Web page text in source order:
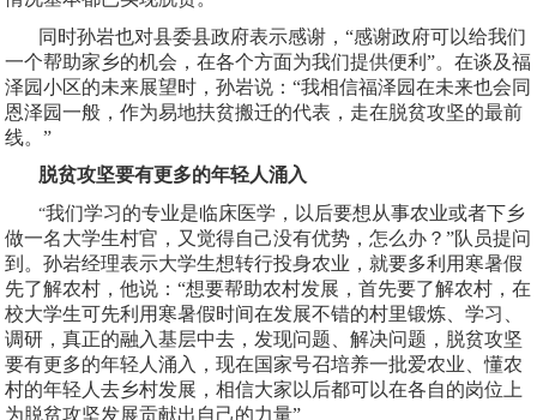
同时孙岩也对县委县政府表示感谢，“感谢政府可以给我们
一个帮助家乡的机会，在各个方面为我们提供便利”。在谈及福
泽园小区的未来展望时，孙岩说：“我相信福泽园在未来也会同
恩泽园一般，作为易地扶贫搬迁的代表，走在脱贫攻坚的最前
线。”
脱贫攻坚要有更多的年轻人涌入
“我们学习的专业是临床医学，以后要想从事农业或者下乡
做一名大学生村官，又觉得自己没有优势，怎么办？”队员提问
到。孙岩经理表示大学生想转行投身农业，就要多利用寒暑假
先了解农村，他说：“想要帮助农村发展，首先要了解农村，在
校大学生可先利用寒暑假时间在发展不错的村里锻炼、学习、
调研，真正的融入基层中去，发现问题、解决问题，脱贫攻坚
要有更多的年轻人涌入，现在国家号召培养一批爱农业、懂农
村的年轻人去乡村发展，相信大家以后都可以在各自的岗位上
为脱贫攻坚发展贡献出自己的力量”